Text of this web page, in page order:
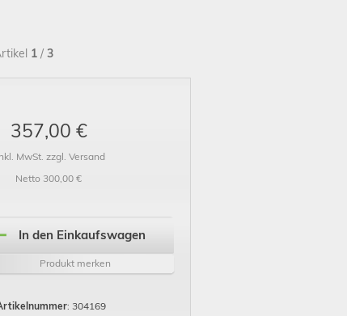
1 / 3
357,00 €
MwSt. zzgl. Versand
Netto 300,00 €
In den Einkaufswagen
Produkt merken
: 304169